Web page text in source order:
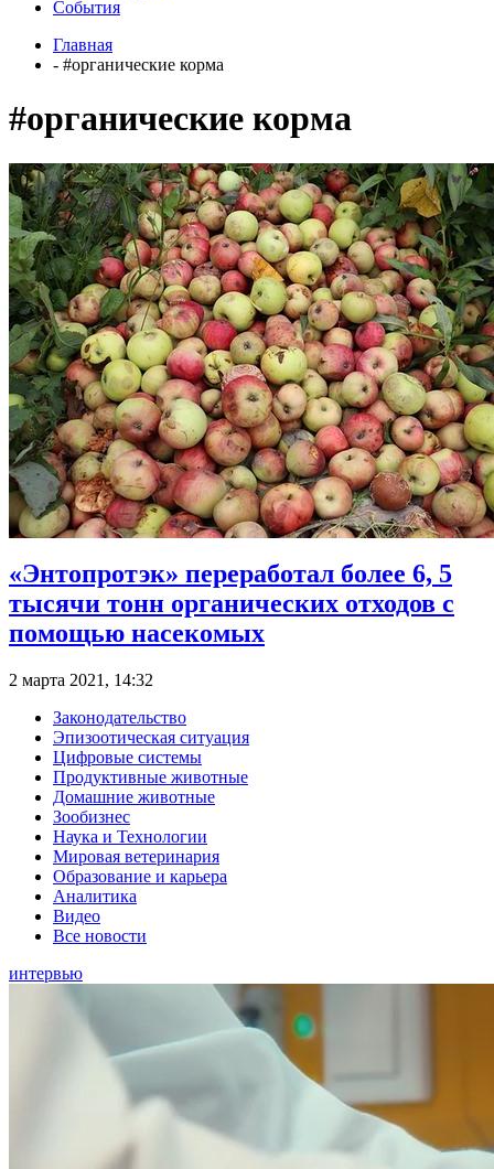
События
Главная
- #органические корма
#органические корма
«Энтопротэк» переработал более 6, 5
тысячи тонн органических отходов с
помощью насекомых
2 марта 2021, 14:32
Законодательство
Эпизоотическая ситуация
Цифровые системы
Продуктивные животные
Домашние животные
Зообизнес
Наука и Технологии
Мировая ветеринария
Образование и карьера
Аналитика
Видео
Все новости
интервью